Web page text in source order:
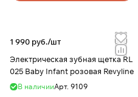
1 990 руб./шт
Электрическая зубная щетка RL
025 Baby Infant розовая Revyline
В наличииАрт. 9109